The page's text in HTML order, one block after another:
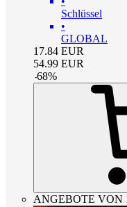
Schlüssel
•
GLOBAL
17.84 EUR
54.99 EUR
-68%
ANGEBOTE VON